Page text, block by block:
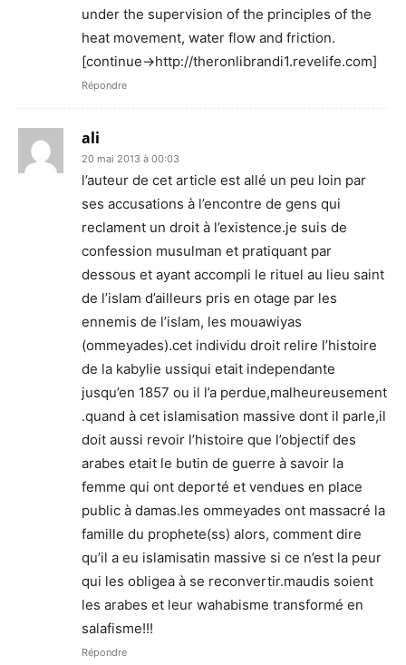
under the supervision of the principles of the
heat movement, water flow and friction.
[continue->http://theronlibrandi1.revelife.com]
Répondre
ali
20 mai 2013 à 00:03
l’auteur de cet article est allé un peu loin par
ses accusations à l’encontre de gens qui
reclament un droit à l’existence.je suis de
confession musulman et pratiquant par
dessous et ayant accompli le rituel au lieu saint
de l’islam d’ailleurs pris en otage par les
ennemis de l’islam, les mouawiyas
(ommeyades).cet individu droit relire l’histoire
de la kabylie ussiqui etait independante
jusqu’en 1857 ou il l’a perdue,malheureusement
.quand à cet islamisation massive dont il parle,il
doit aussi revoir l’histoire que l’objectif des
arabes etait le butin de guerre à savoir la
femme qui ont deporté et vendues en place
public à damas.les ommeyades ont massacré la
famille du prophete(ss) alors, comment dire
qu’il a eu islamisatin massive si ce n’est la peur
qui les obligea à se reconvertir.maudis soient
les arabes et leur wahabisme transformé en
salafisme!!!
Répondre